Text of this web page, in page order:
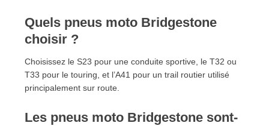
Quels pneus moto Bridgestone
choisir ?
Choisissez le S23 pour une conduite sportive, le T32 ou
T33 pour le touring, et l’A41 pour un trail routier utilisé
principalement sur route.
Les pneus moto Bridgestone sont-